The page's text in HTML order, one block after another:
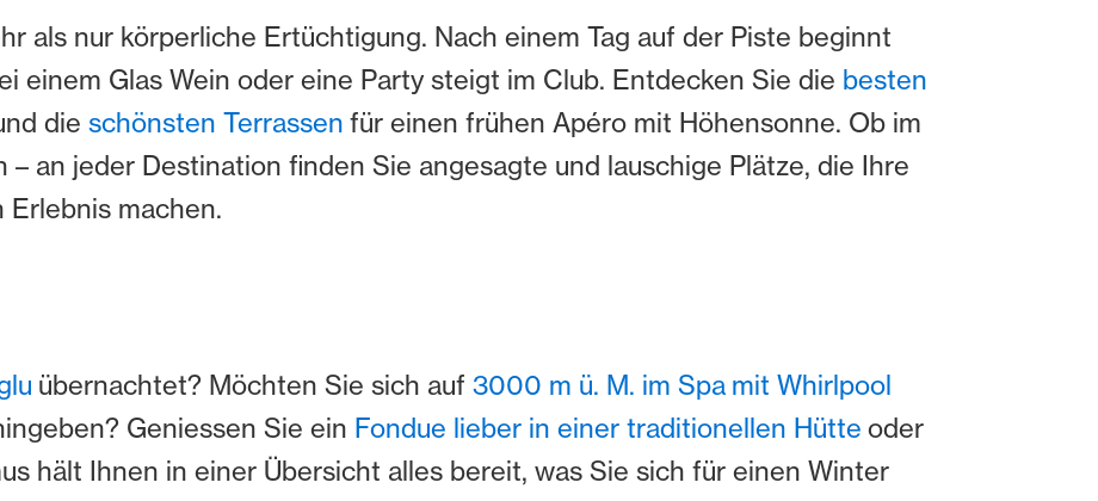
als nur körperliche Ertüchtigung. Nach einem Tag auf der Piste beginnt
einem Glas Wein oder eine Party steigt im Club. Entdecken Sie die besten
die schönsten Terrassen für einen frühen Apéro mit Höhensonne. Ob im
– an jeder Destination finden Sie angesagte und lauschige Plätze, die Ihre
machen.
übernachtet? Möchten Sie sich auf 3000 m ü. M. im Spa mit Whirlpool
Geniessen Sie ein Fondue lieber in einer traditionellen Hütte oder
hält Ihnen in einer Übersicht alles bereit, was Sie sich für einen Winter